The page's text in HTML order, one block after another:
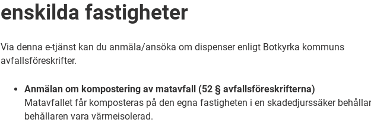
enskilda fastigheter
Via denna e-tjänst kan du anmäla/ansöka om dispenser enligt Botkyrka kommuns
avfallsföreskrifter.
Anmälan om kompostering av matavfall (52 § avfallsföreskrifterna)
Matavfallet får komposteras på den egna fastigheten i en skadedjurssäker
behållaren vara värmeisolerad.